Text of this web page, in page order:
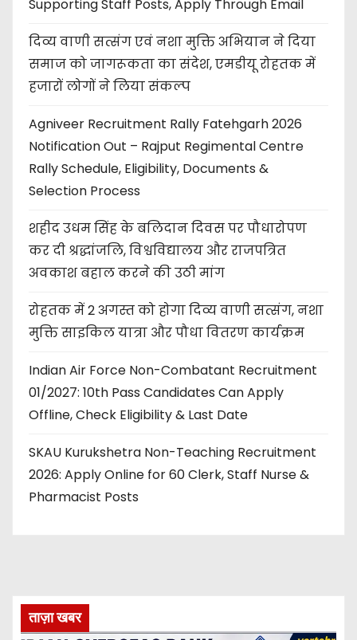
Supporting Staff Posts, Apply Through Email
दिव्य वाणी सत्संग एवं नशा मुक्ति अभियान ने दिया
समाज को जागरूकता का संदेश, एमडीयू रोहतक में
हजारों लोगों ने लिया संकल्प
Agniveer Recruitment Rally Fatehgarh 2026
Notification Out – Rajput Regimental Centre
Rally Schedule, Eligibility, Documents &
Selection Process
शहीद उधम सिंह के बलिदान दिवस पर पौधारोपण
कर दी श्रद्धांजलि, विश्वविद्यालय और राजपत्रित
अवकाश बहाल करने की उठी मांग
रोहतक में 2 अगस्त को होगा दिव्य वाणी सत्संग, नशा
मुक्ति साइकिल यात्रा और पौधा वितरण कार्यक्रम
Indian Air Force Non-Combatant Recruitment
01/2027: 10th Pass Candidates Can Apply
Offline, Check Eligibility & Last Date
SKAU Kurukshetra Non-Teaching Recruitment
2026: Apply Online for 60 Clerk, Staff Nurse &
Pharmacist Posts
ताज़ा खबर